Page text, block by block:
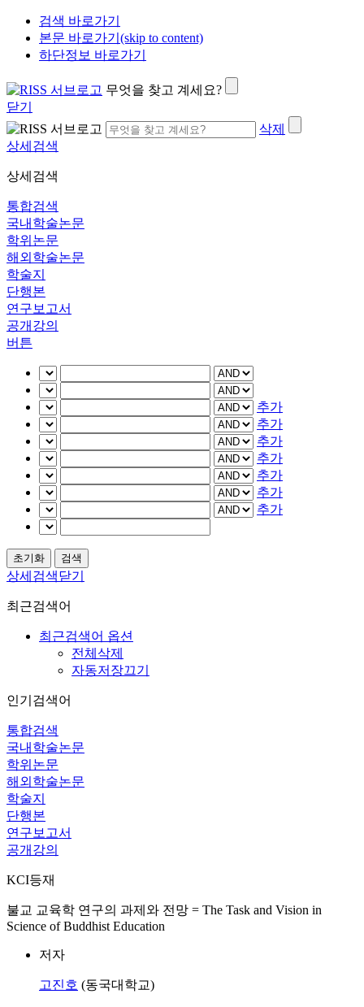
검색 바로가기
본문 바로가기(skip to content)
하단정보 바로가기
무엇을 찾고 계세요?
닫기
삭제
상세검색
상세검색
통합검색
국내학술논문
학위논문
해외학술논문
학술지
단행본
연구보고서
공개강의
버튼
추가
추가
추가
추가
추가
추가
추가
상세검색닫기
최근검색어
최근검색어 옵션
전체삭제
자동저장끄기
인기검색어
통합검색
국내학술논문
학위논문
해외학술논문
학술지
단행본
연구보고서
공개강의
KCI등재
불교 교육학 연구의 과제와 전망 = The Task and Vision in
Science of Buddhist Education
저자
고진호 (동국대학교)